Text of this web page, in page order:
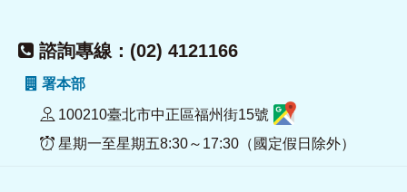
諮詢專線：(02) 4121166
署本部
100210臺北市中正區福州街15號
星期一至星期五8:30～17:30（國定假日除外）